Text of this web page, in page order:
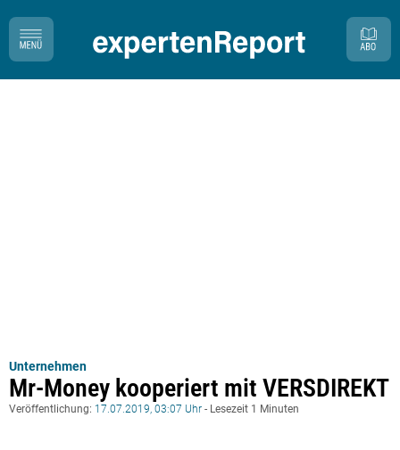
Unternehmen
Mr-Money kooperiert mit VERSDIREKT
Veröffentlichung: 17.07.2019, 03:07 Uhr - Lesezeit 1 Minuten